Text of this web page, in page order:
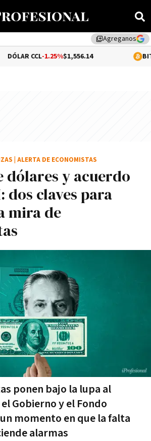
library_addAgreganos
-1.25%$1,556.14 0.02%
dólares y acuerdo
dos claves para
mira de
ponen bajo la lupa al
Gobierno y el Fondo
momento en que la falta
alarmas
ALERTA DE ECONOMISTAS